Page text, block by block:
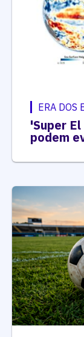
ERA DOS
'Super
podem